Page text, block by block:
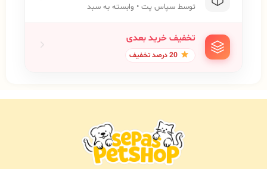
توسط سپاس پت • وابسته به سبد
تخفیف خرید بعدی
20 درصد تخفیف